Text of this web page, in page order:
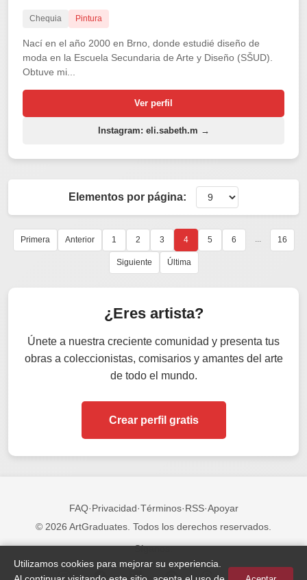
Chequia Pintura
Nací en el año 2000 en Brno, donde estudié diseño de
moda en la Escuela Secundaria de Arte y Diseño (SŠUD).
Obtuve mi...
Ver perfil
Instagram: eli.sabeth.m →
Elementos por página:
Primera Anterior 1 2 3 4 5 6 ... 16
Siguiente Última
¿Eres artista?
Únete a nuestra creciente comunidad y presenta tus
obras a coleccionistas, comisarios y amantes del arte
de todo el mundo.
Crear perfil gratis
FAQ·Privacidad·Términos·RSS·Apoyar
© 2026 ArtGraduates. Todos los derechos reservados.
Síganos:
Utilizamos cookies para mejorar su experiencia.